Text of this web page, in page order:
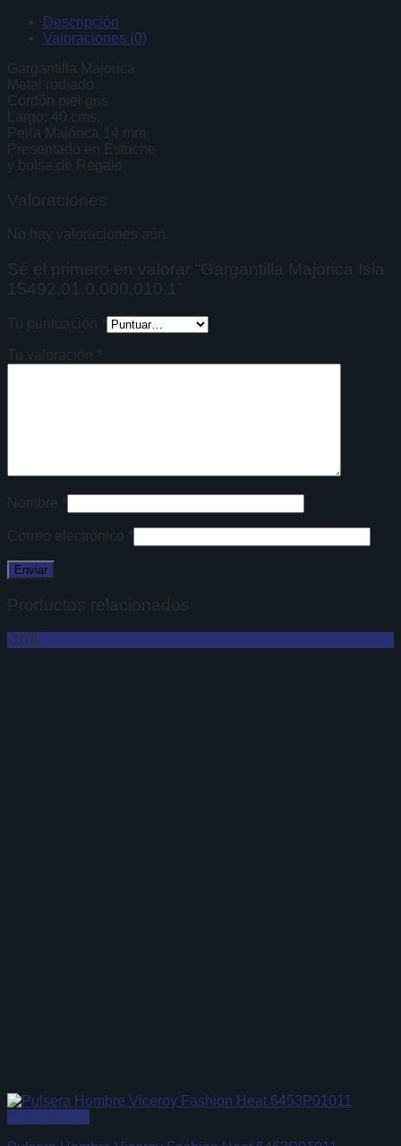
Descripción
Valoraciones (0)
Gargantilla Majorica
Metal rodiado
Cordón piel gris
Largo: 40 cms.
Perla Majórica 14 mm
Presentado en Estuche
y bolsa de Regalo
Valoraciones
No hay valoraciones aún.
Sé el primero en valorar “Gargantilla Majorica Isla
15492.01.0.000.010.1”
Tu puntuación *
Tu valoración *
Nombre *
Correo electrónico *
Productos relacionados
-10%